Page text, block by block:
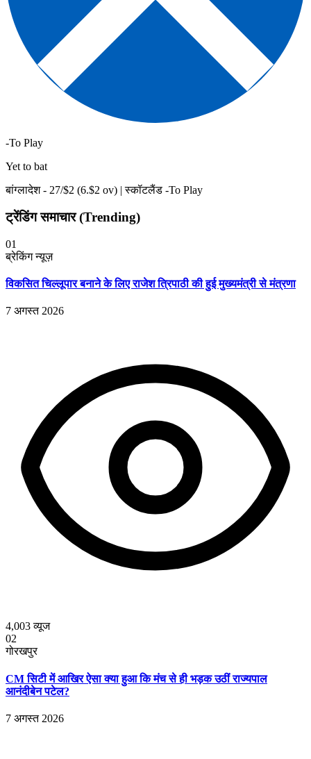
-To Play
Yet to bat
बांग्लादेश - 27/$2 (6.$2 ov) | स्कॉटलैंड -To Play
ट्रेंडिंग समाचार (Trending)
01
ब्रेकिंग न्यूज़
विकसित चिल्लूपार बनाने के लिए राजेश त्रिपाठी की हुई मुख्यमंत्री से मंत्रणा
7 अगस्त 2026
4,003व्यूज
02
गोरखपुर
CM सिटी में आखिर ऐसा क्या हुआ कि मंच से ही भड़क उठीं राज्यपाल
आनंदीबेन पटेल?
7 अगस्त 2026